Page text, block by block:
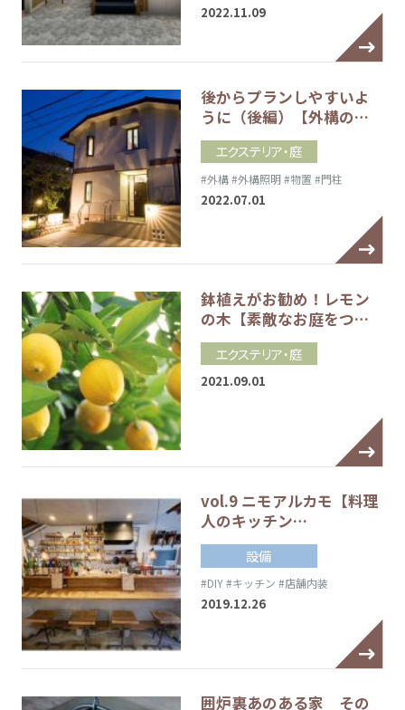
2022.11.09
後からプランしやすいよ
うに（後編）【外構の…
エクステリア・庭
#外構#外構照明 #物置 #門柱
2022.07.01
鉢植えがお勧め！レモン
の木【素敵なお庭をつ…
エクステリア・庭
2021.09.01
vol.9 ニモアルカモ【料理
人のキッチン…
設備
#DIY#キッチン #店舗内装
2019.12.26
囲炉裏あのある家 その